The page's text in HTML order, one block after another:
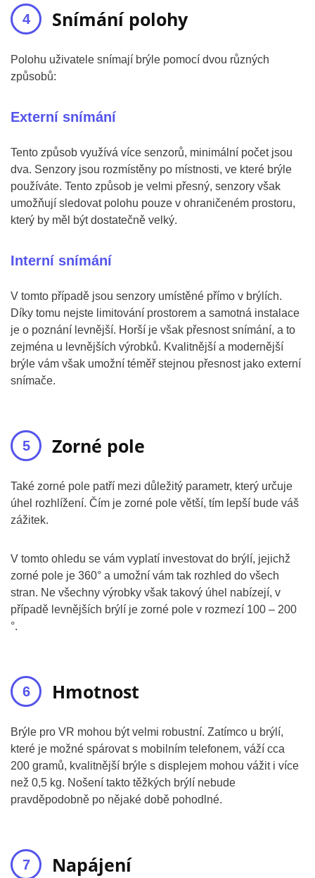
Snímání polohy
Polohu uživatele snímají brýle pomocí dvou různých
způsobů:
Externí snímání
Tento způsob využívá více senzorů, minimální počet jsou
dva. Senzory jsou rozmístěny po místnosti, ve které brýle
používáte. Tento způsob je velmi přesný, senzory však
umožňují sledovat polohu pouze v ohraničeném prostoru,
který by měl být dostatečně velký.
Interní snímání
V tomto případě jsou senzory umístěné přímo v brýlích.
Díky tomu nejste limitování prostorem a samotná instalace
je o poznání levnější. Horší je však přesnost snímání, a to
zejména u levnějších výrobků. Kvalitnější a modernější
brýle vám však umožní téměř stejnou přesnost jako externí
snímače.
Zorné pole
Také zorné pole patří mezi důležitý parametr, který určuje
úhel rozhlížení. Čím je zorné pole větší, tím lepší bude váš
zážitek.
V tomto ohledu se vám vyplatí investovat do brýlí, jejichž
zorné pole je 360° a umožní vám tak rozhled do všech
stran. Ne všechny výrobky však takový úhel nabízejí, v
případě levnějších brýlí je zorné pole v rozmezí 100 – 200
°.
Hmotnost
Brýle pro VR mohou být velmi robustní. Zatímco u brýlí,
které je možné spárovat s mobilním telefonem, váží cca
200 gramů, kvalitnější brýle s displejem mohou vážit i více
než 0,5 kg. Nošení takto těžkých brýlí nebude
pravděpodobně po nějaké době pohodlné.
Napájení